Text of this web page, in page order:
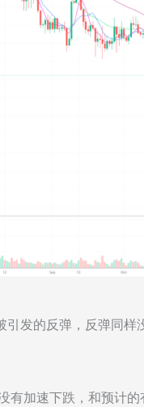
发的反弹，反弹同样
有加速下跌，和预计